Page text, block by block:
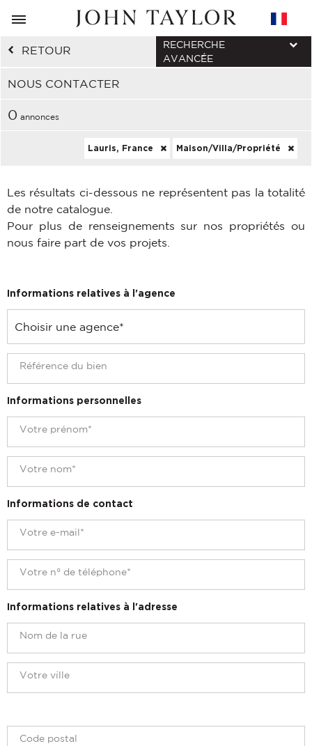
RETOUR
NOUS CONTACTER
RECHERCHE
AVANCÉE
0 annonces
Lauris, France Maison/Villa/Propriété
Les résultats ci-dessous ne représentent pas la totalité
de notre catalogue.
Pour plus de renseignements sur nos propriétés ou
nous faire part de vos projets.
Informations relatives à l'agence
Informations personnelles
Informations de contact
Informations relatives à l'adresse